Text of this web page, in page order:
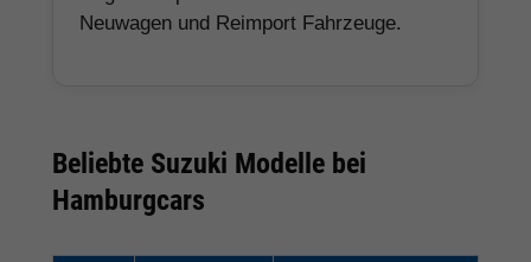
Neuwagen und Reimport Fahrzeuge.
Beliebte Suzuki Modelle bei
Hamburgcars